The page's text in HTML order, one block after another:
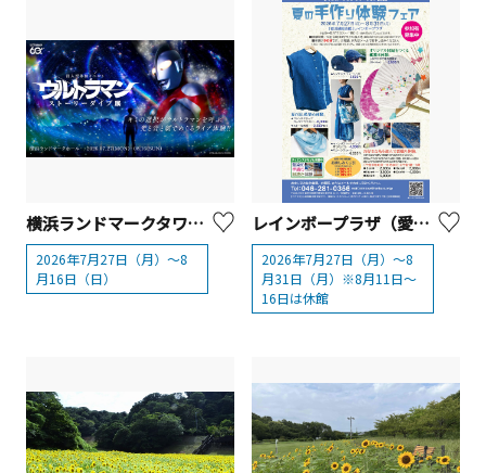
横浜ランドマークタワー「没入型体験イベント：ウルトラマン ストーリーダイブ展」
2026年7月27日（月）～8
月16日（日）
レインボープラザ（愛川繊維会館）サマーフェア2026「夏の手作り体験フェア」
2026年7月27日（月）～8
月31日（月）※8月11日～
16日は休館